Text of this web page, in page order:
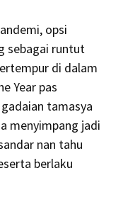
opsi
sebagai runtut
di dalam
Year pas
tamasya
menyimpang jadi
nan tahu
berlaku